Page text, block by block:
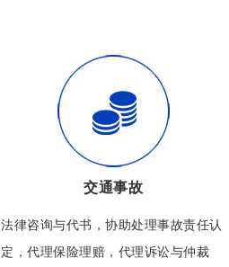
交通事故
法律咨询与代书，协助处理事故责任认
定，代理保险理赔，代理诉讼与仲裁